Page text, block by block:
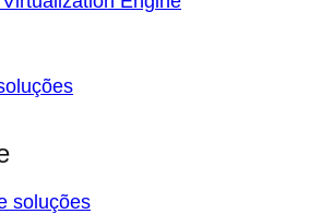
soluções